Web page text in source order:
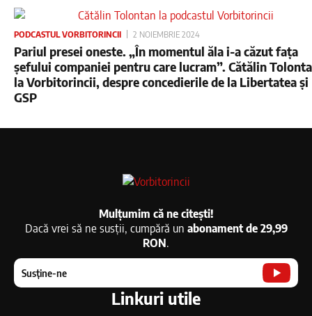
PODCASTUL VORBITORINCII 2 NOIEMBRIE 2024
Pariul presei oneste. „În momentul ăla i-a căzut fața
șefului companiei pentru care lucram”. Cătălin
la Vorbitorincii, despre concedierile de la Libertatea și
GSP
Mulțumim că ne citești!
Dacă vrei să ne susții, cumpără un abonament de 29,99
RON.
Susține-ne
Linkuri utile